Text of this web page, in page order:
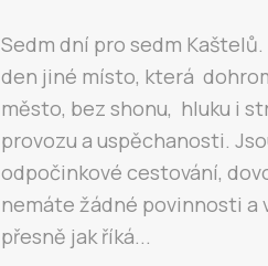
Sedm dní pro sedm
den jiné místo, která
město, bez shonu, hluku i
provozu a uspěchanosti.
odpočinkové cestování,
nemáte žádné povinnosti a
přesně jak říká...